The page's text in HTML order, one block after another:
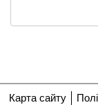
Карта сайту